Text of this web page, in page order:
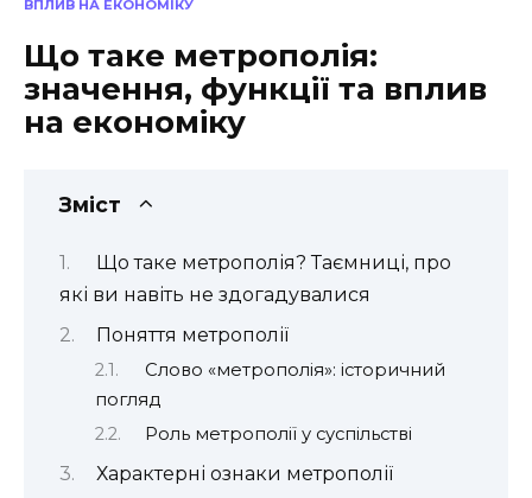
ВПЛИВ НА ЕКОНОМІКУ
Що таке метрополія:
значення, функції та вплив
на економіку
Зміст
Що таке метрополія? Таємниці, про
які ви навіть не здогадувалися
Поняття метрополії
Слово «метрополія»: історичний
погляд
Роль метрополії у суспільстві
Характерні ознаки метрополії